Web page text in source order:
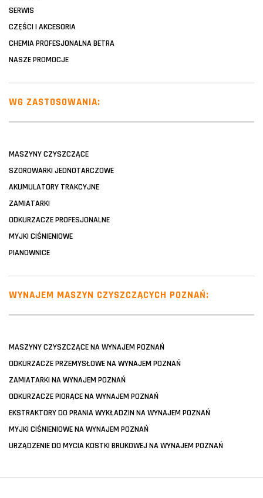
SERWIS
CZĘŚCI I AKCESORIA
CHEMIA PROFESJONALNA BETRA
NASZE PROMOCJE
WG ZASTOSOWANIA:
MASZYNY CZYSZCZĄCE
SZOROWARKI JEDNOTARCZOWE
AKUMULATORY TRAKCYJNE
ZAMIATARKI
ODKURZACZE PROFESJONALNE
MYJKI CIŚNIENIOWE
PIANOWNICE
WYNAJEM MASZYN CZYSZCZĄCYCH POZNAŃ:
MASZYNY CZYSZCZĄCE NA WYNAJEM POZNAŃ
ODKURZACZE PRZEMYSŁOWE NA WYNAJEM POZNAŃ
ZAMIATARKI NA WYNAJEM POZNAŃ
ODKURZACZE PIORĄCE NA WYNAJEM POZNAŃ
EKSTRAKTORY DO PRANIA WYKŁADZIN NA WYNAJEM POZNAŃ
MYJKI CIŚNIENIOWE NA WYNAJEM POZNAŃ
URZĄDZENIE DO MYCIA KOSTKI BRUKOWEJ NA WYNAJEM POZNAŃ